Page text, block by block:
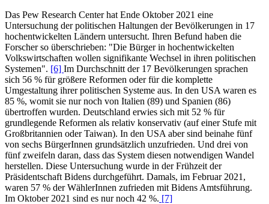
Das Pew Research Center hat Ende Oktober 2021 eine
Untersuchung der politischen Haltungen der Bevölkerungen in 17
hochentwickelten Ländern untersucht. Ihren Befund haben die
Forscher so überschrieben: "Die Bürger in hochentwickelten
Volkswirtschaften wollen signifikante Wechsel in ihren politischen
Systemen". [6] Im Durchschnitt der 17 Bevölkerungen sprachen
sich 56 % für größere Reformen oder für die komplette
Umgestaltung ihrer politischen Systeme aus. In den USA waren es
85 %, womit sie nur noch von Italien (89) und Spanien (86)
übertroffen wurden. Deutschland erwies sich mit 52 % für
grundlegende Reformen als relativ konservativ (auf einer Stufe mit
Großbritannien oder Taiwan). In den USA aber sind beinahe fünf
von sechs BürgerInnen grundsätzlich unzufrieden. Und drei von
fünf zweifeln daran, dass das System diesen notwendigen Wandel
herstellen. Diese Untersuchung wurde in der Frühzeit der
Präsidentschaft Bidens durchgeführt. Damals, im Februar 2021,
waren 57 % der WählerInnen zufrieden mit Bidens Amtsführung.
Im Oktober 2021 sind es nur noch 42 %. [7]